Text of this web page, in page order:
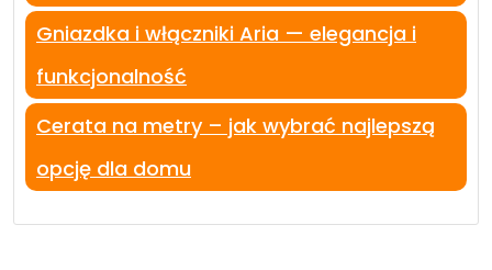
Gniazdka i włączniki Aria — elegancja i
funkcjonalność
Cerata na metry – jak wybrać najlepszą
opcję dla domu